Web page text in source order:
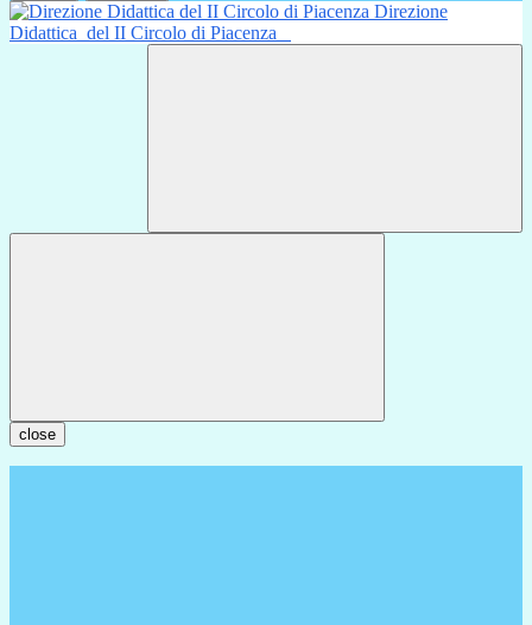
Direzione
Didattica del II Circolo di Piacenza
close